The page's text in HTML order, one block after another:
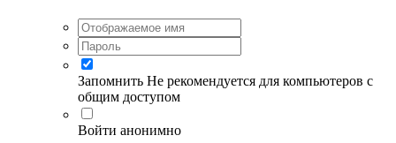
Запомнить Не рекомендуется для компьютеров с
общим доступом
Войти анонимно